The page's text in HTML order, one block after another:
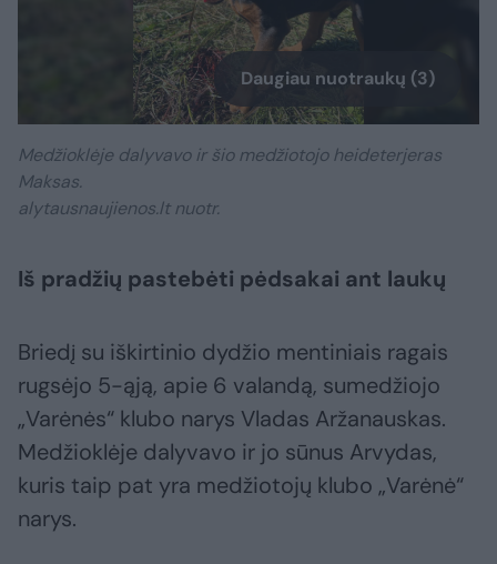
Daugiau nuotraukų (3)
Medžioklėje dalyvavo ir šio medžiotojo heideterjeras
Maksas.
alytausnaujienos.lt nuotr.
Iš pradžių pastebėti pėdsakai ant laukų
Briedį su iškirtinio dydžio mentiniais ragais
rugsėjo 5-ąją, apie 6 valandą, sumedžiojo
„Varėnės“ klubo narys Vladas Aržanauskas.
Medžioklėje dalyvavo ir jo sūnus Arvydas,
kuris taip pat yra medžiotojų klubo „Varėnė“
narys.